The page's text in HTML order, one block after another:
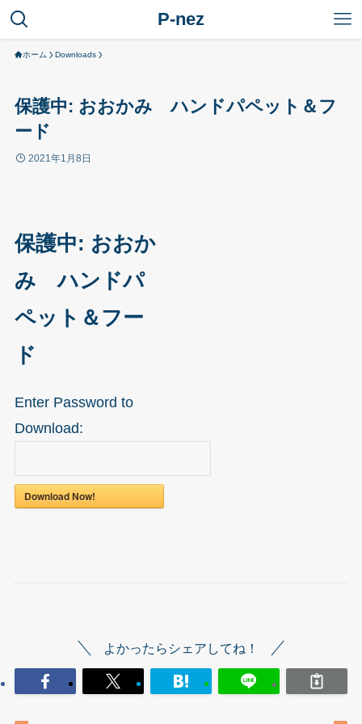
P-nez
ホーム Downloads
保護中: おおかみ ハンドパペット＆フ
ード
2021年1月8日
保護中: おおか
み ハンドパ
ペット＆フー
ド
Enter Password to
Download:
Download Now!
よかったらシェアしてね！